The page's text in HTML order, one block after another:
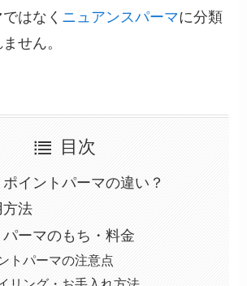
はなく ニュアンスパーマに分類
せん。
目次
イントパーマの違い？
方法
ーマのもち・料金
トパーマの注意点